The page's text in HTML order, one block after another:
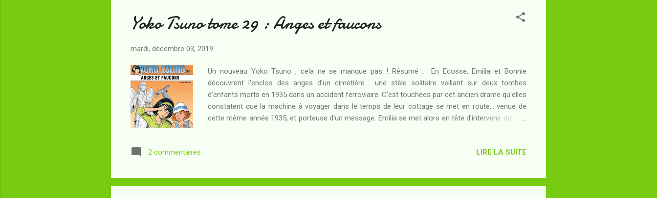
Yoko Tsuno tome 29 : Anges et faucons
mardi, décembre 03, 2019
Un nouveau Yoko Tsuno , cela ne se manque pas ! Résumé : En Ecosse, Emilia et Bonnie
découvrent l'enclos des anges d'un cimetière : une stèle solitaire veillant sur deux tombes
d'enfants morts en 1935 dans un accident ferroviaire. C'est touchées par cet ancien drame qu'elles
constatent que la machine à voyager dans le temps de leur cottage se met en route... venue de
cette même année 1935, et porteuse d'un message. Emilia se met alors en tête d'intervenir dans le
fréquents : après les longs intervalles du début des années quatre-vingt-dix à la fin des années
albums). Toute la question est posée de savoir s'il s'agit d'un nouvel âge d'o...
2 commentaires LIRE LA SUITE